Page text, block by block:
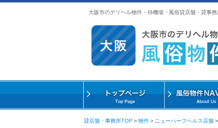
大阪市のデリヘル物件・待機場・風俗貸店舗・貸事
貸店舗・事務所TOP > 物件 > ニューハーフヘルス店舗